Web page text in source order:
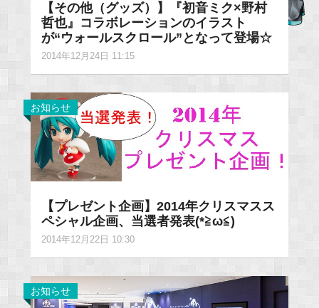
【その他（グッズ）】『初音ミク×野村
哲也』コラボレーションのイラスト
が“ウォールスクロール”となって登場☆
2014年12月24日 11:15
お知らせ
【プレゼント企画】2014年クリスマスス
ペシャル企画、当選者発表(*≧ω≦)
2014年12月22日 10:30
お知らせ